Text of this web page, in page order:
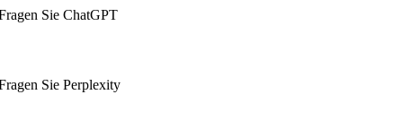
Sie ChatGPT
Sie Perplexity